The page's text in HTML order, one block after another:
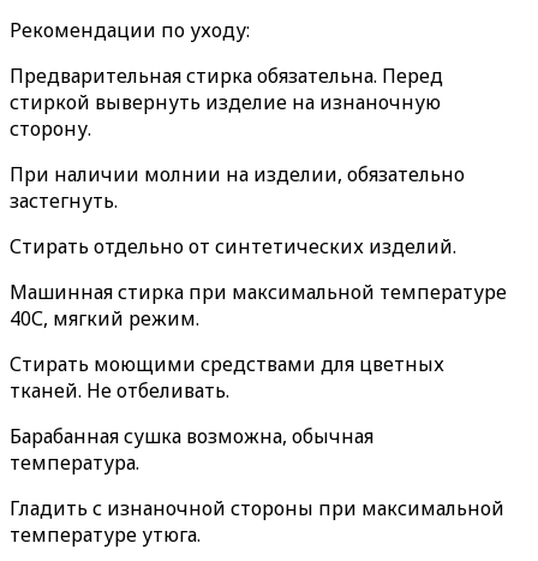
Рекомендации по уходу:
Предварительная стирка обязательна. Перед
стиркой вывернуть изделие на изнаночную
сторону.
При наличии молнии на изделии, обязательно
застегнуть.
Стирать отдельно от синтетических изделий.
Машинная стирка при максимальной температуре
40С, мягкий режим.
Стирать моющими средствами для цветных
тканей. Не отбеливать.
Барабанная сушка возможна, обычная
температура.
Гладить с изнаночной стороны при максимальной
температуре утюга.